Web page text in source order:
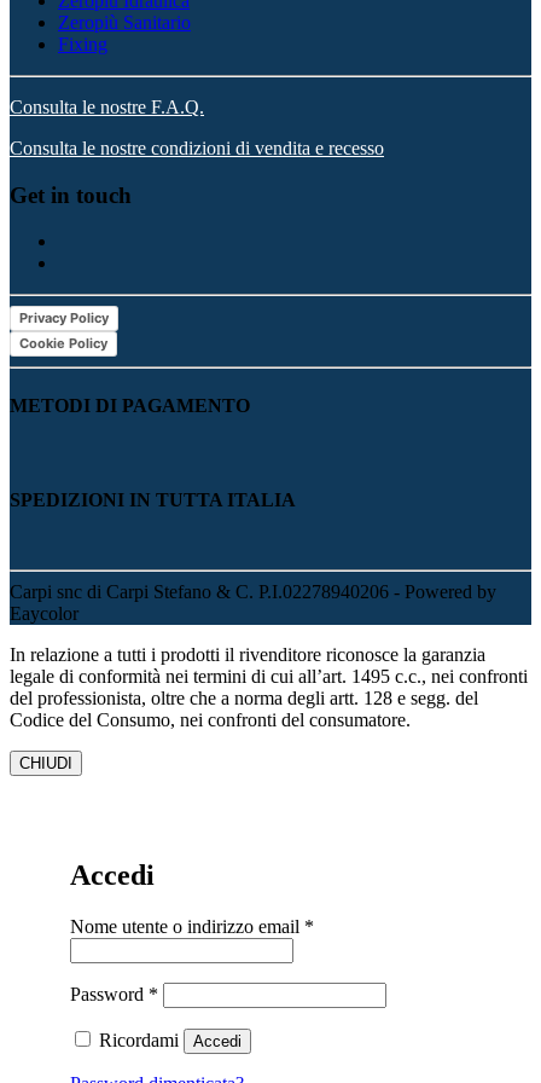
Zeropiù Sanitario
Fixing
Consulta le nostre F.A.Q.
Consulta le nostre condizioni di vendita e recesso
Get in touch
Privacy Policy
Cookie Policy
METODI DI PAGAMENTO
SPEDIZIONI IN TUTTA ITALIA
Carpi snc di Carpi Stefano & C. P.I.02278940206 - Powered by
Eaycolor
In relazione a tutti i prodotti il rivenditore riconosce la garanzia
legale di conformità nei termini di cui all’art. 1495 c.c., nei confronti
del professionista, oltre che a norma degli artt. 128 e segg. del
Codice del Consumo, nei confronti del consumatore.
CHIUDI
Accedi
Nome utente o indirizzo email *
Password *
Ricordami Accedi